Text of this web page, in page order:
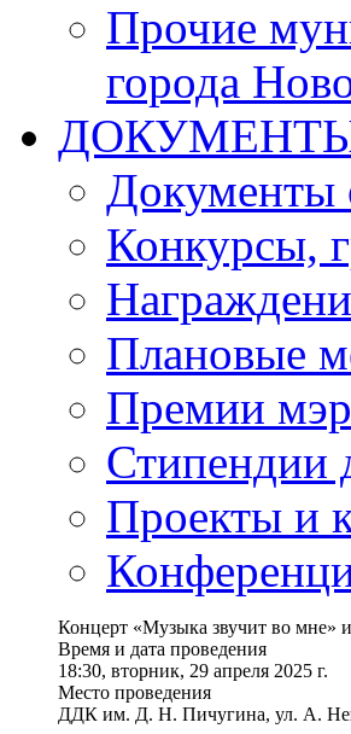
Прочие
города
Документы
Конкурсы,
Плановые
Премии
Стипендии
Проекты и
Концерт «Музыка звучит во мне»
Время и дата проведения
18:30, вторник, 29 апреля 2025 г.
Место проведения
ДДК им. Д. Н. Пичугина, ул. А.